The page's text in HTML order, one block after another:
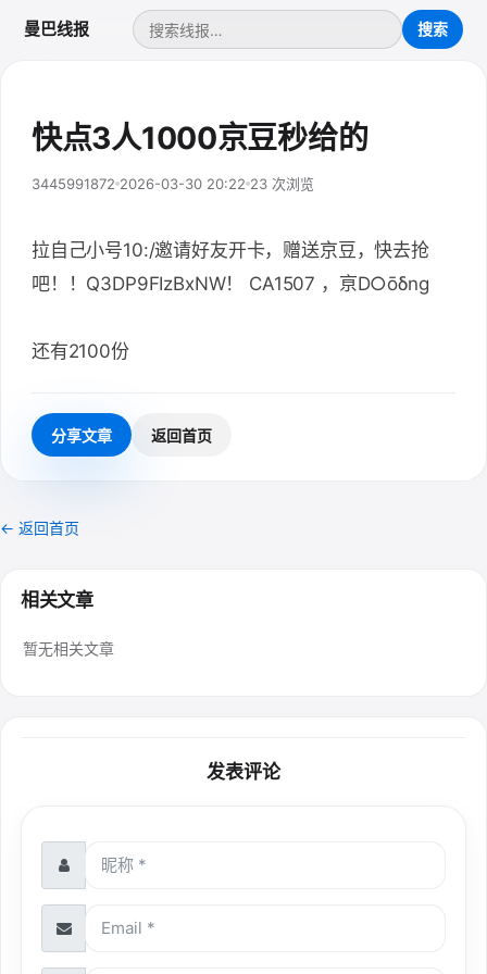
曼巴线报
快点3人1000京豆秒给的
3445991872 2026-03-30 20:22 23 次浏览
拉自己小号10:/邀请好友开卡，赠送京豆，快去抢
吧！！Q3DP9FIzBxNW！ CA1507 ，亰D○ōδng
还有2100份
分享文章 返回首页
← 返回首页
相关文章
暂无相关文章
发表评论